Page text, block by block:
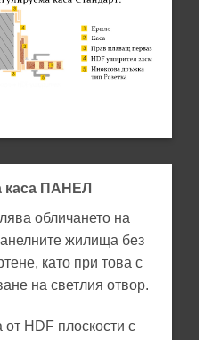
каса ПАНЕЛ
обличането на
жилища без
като при това с
на светлия отвор.
от HDF плоскости с